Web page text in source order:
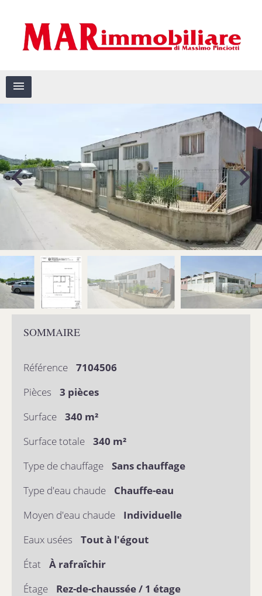
SOMMAIRE
Référence
7104506
Pièces
3 pièces
Surface
340 m²
Surface totale
340 m²
Type de chauffage
Sans chauffage
Type d'eau chaude
Chauffe-eau
Moyen d'eau chaude
Individuelle
Eaux usées
Tout à l'égout
État
À rafraîchir
Étage
Rez-de-chaussée / 1 étage